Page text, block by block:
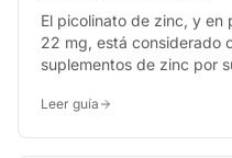
El picolinato de zinc, y en
22 mg, está considerado
suplementos de zinc por
convierte en un aliado
Leer guía